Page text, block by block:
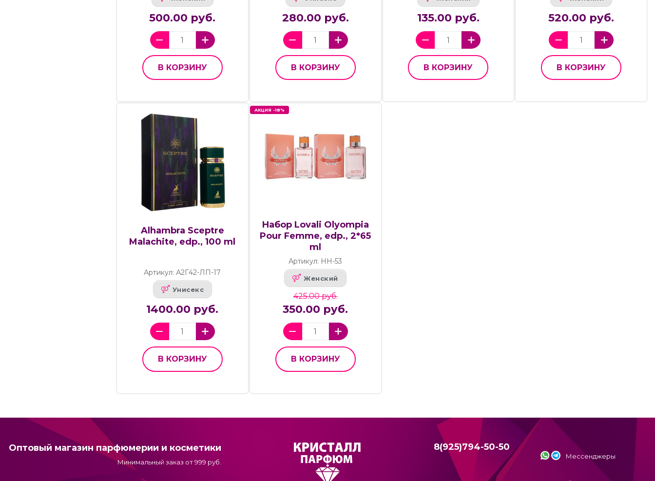
500.00 руб.
В КОРЗИНУ
280.00 руб.
В КОРЗИНУ
135.00 руб.
В КОРЗИНУ
520.00 руб.
В КОРЗИНУ
Alhambra Sceptre
Malachite, edp., 100 ml
Артикул: А2Г42-ЛП-17
Унисекс
1400.00 руб.
В КОРЗИНУ
АКЦИЯ -18%
Набор Lovali Olyompia
Pour Femme, edp., 2*65
ml
Артикул: НН-53
Женский
425.00 руб.
350.00 руб.
В КОРЗИНУ
Оптовый магазин парфюмерии и косметики
Минимальный заказ от 999 руб.
8(925)794-50-50
Мессенджеры